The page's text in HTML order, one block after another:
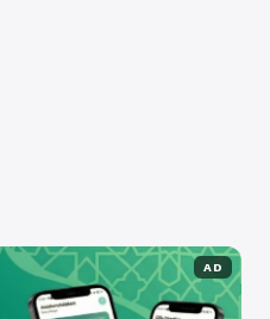
halaman Anda dapat
AD